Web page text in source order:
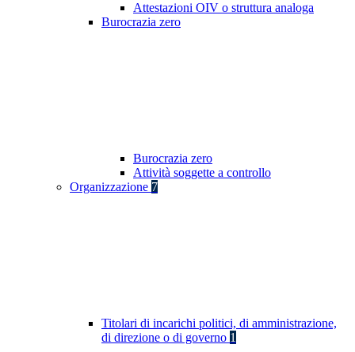
Attestazioni OIV o struttura analoga
Burocrazia zero
Burocrazia zero
Attività soggette a controllo
Organizzazione 7
Titolari di incarichi politici, di amministrazione,
di direzione o di governo 1